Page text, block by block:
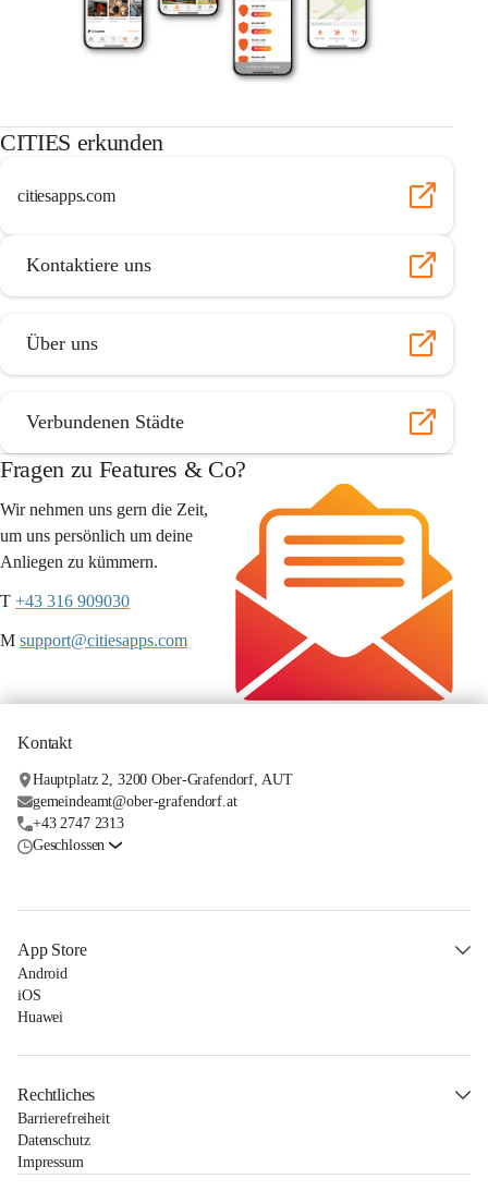
CITIES erkunden
citiesapps.com
Kontaktiere uns
Über uns
Verbundenen Städte
Fragen zu Features & Co?
Wir nehmen uns gern die Zeit,
um uns persönlich um deine
Anliegen zu kümmern.
T +43 316 909030
M support@citiesapps.com
Kontakt
Hauptplatz 2, 3200 Ober-Grafendorf, AUT
gemeindeamt@ober-grafendorf.at
+43 2747 2313
Geschlossen
App Store
Android
iOS
Huawei
Rechtliches
Barrierefreiheit
Datenschutz
Impressum